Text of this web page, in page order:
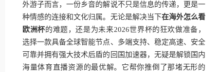
外游子而言，一份乡音的解说不只是信息的传递，更是一
种情感的连接和文化归属。无论是解决当下在海外怎么看
欧洲杯的难题，还是为未来2026世界杯的狂欢做准备，
选择一款具备全球智能节点、多端支持、稳定高速、安全
可靠并拥有强大技术后盾的回国加速器，无疑是解锁国内
海量体育直播资源的最优解。它帮你推倒了那堵无形的